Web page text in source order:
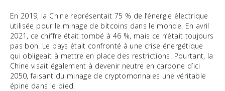
En 2019, la Chine représentait 75 % de l’énergie électrique
utilisée pour le minage de bitcoins dans le monde. En avril
2021, ce chiffre était tombé à 46 %, mais ce n’était toujours
pas bon. Le pays était confronté à une crise énergétique
qui obligeait à mettre en place des restrictions. Pourtant, la
Chine visait également à devenir neutre en carbone d’ici
2050, faisant du minage de cryptomonnaies une véritable
épine dans le pied.